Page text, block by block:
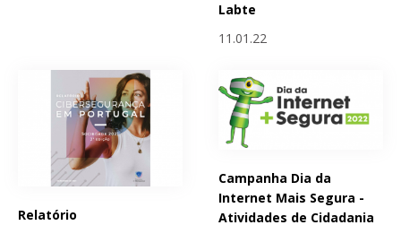
Labte
11.01.22
Relatório
Campanha Dia da
Internet Mais Segura -
Atividades de Cidadania